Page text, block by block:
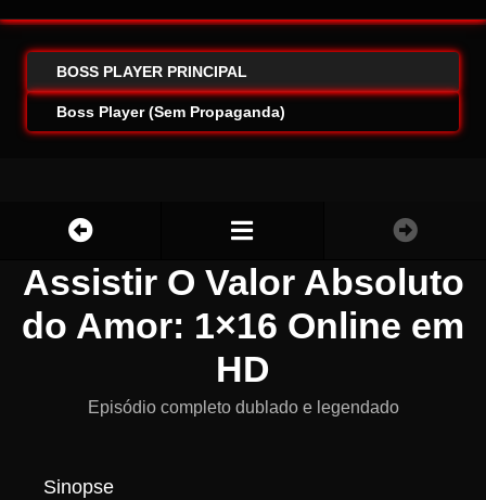
BOSS PLAYER PRINCIPAL
Boss Player (Sem Propaganda)
Assistir O Valor Absoluto
do Amor: 1×16 Online em
HD
Episódio completo dublado e legendado
Sinopse